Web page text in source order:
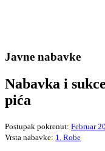
Javne nabavke
Nabavka i
pića
Postupak pokrenut: Februar
Vrsta nabavke: 1. Robe